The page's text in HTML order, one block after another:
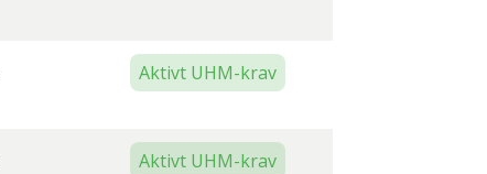
Aktivt UHM-krav
Aktivt UHM-krav